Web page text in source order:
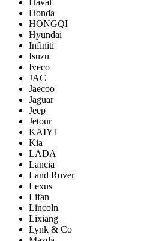
Haval
Honda
HONGQI
Hyundai
Infiniti
Isuzu
Iveco
JAC
Jaecoo
Jaguar
Jeep
Jetour
KAIYI
Kia
LADA
Lancia
Land Rover
Lexus
Lifan
Lincoln
Lixiang
Lynk & Co